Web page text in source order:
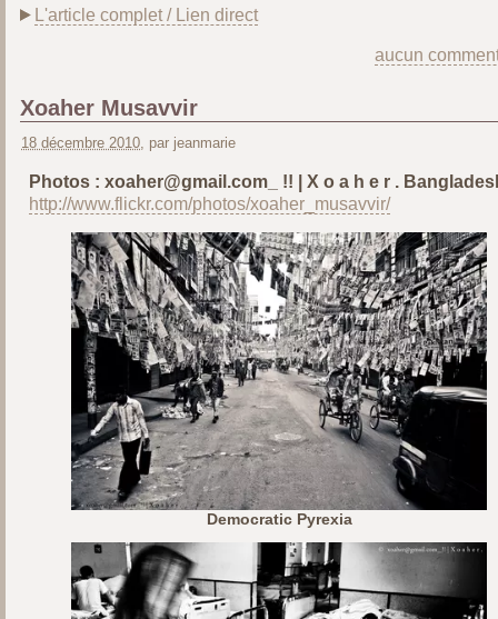
L'article complet / Lien direct
aucun
Xoaher Musavvir
18 décembre 2010, par jeanmarie
Photos : xoaher@gmail.com_ !! | X o a h e r .
http://www.flickr.com/photos/xoaher_musavvir/
Democratic Pyrexia